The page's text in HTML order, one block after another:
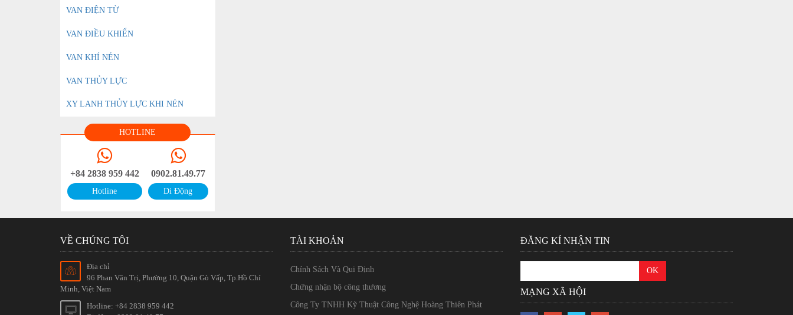
VAN ĐIỆN TỪ
VAN ĐIỀU KHIỂN
VAN KHÍ NÉN
VAN THỦY LỰC
XY LANH THỦY LỰC KHI NÉN
HOTLINE
+84 2838 959 442
Hotline
0902.81.49.77
Di Động
VỀ CHÚNG TÔI
Địa chỉ
96 Phan Văn Trị, Phường 10, Quận Gò Vấp, Tp.Hồ Chí
Minh, Việt Nam
Hotline: +84 2838 959 442
TÀI KHOẢN
Chính Sách Và Qui Định
Chứng nhận bộ công thương
Công Ty TNHH Kỹ Thuật Công Nghệ Hoàng Thiên Phát
ĐĂNG KÍ NHẬN TIN
MẠNG XÃ HỘI